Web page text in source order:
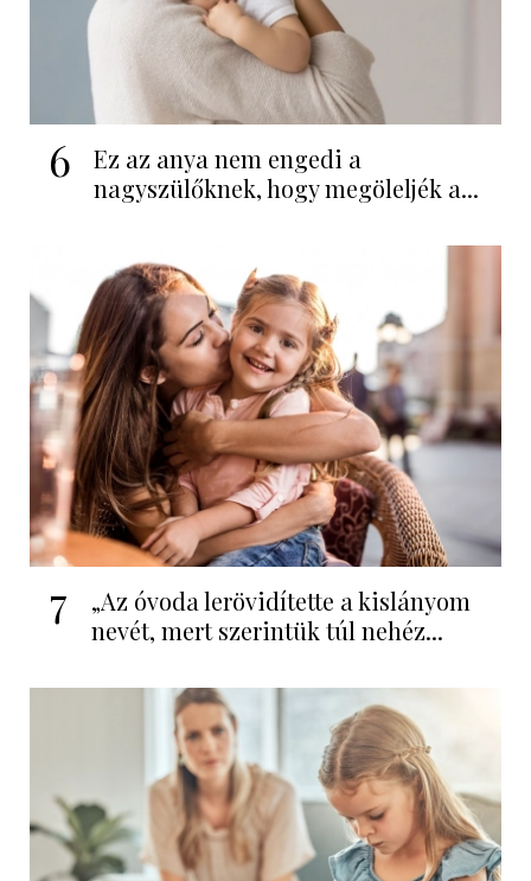
6
Ez az anya nem engedi a
nagyszülőknek, hogy megöleljék a...
7
„Az óvoda lerövidítette a kislányom
nevét, mert szerintük túl nehéz...